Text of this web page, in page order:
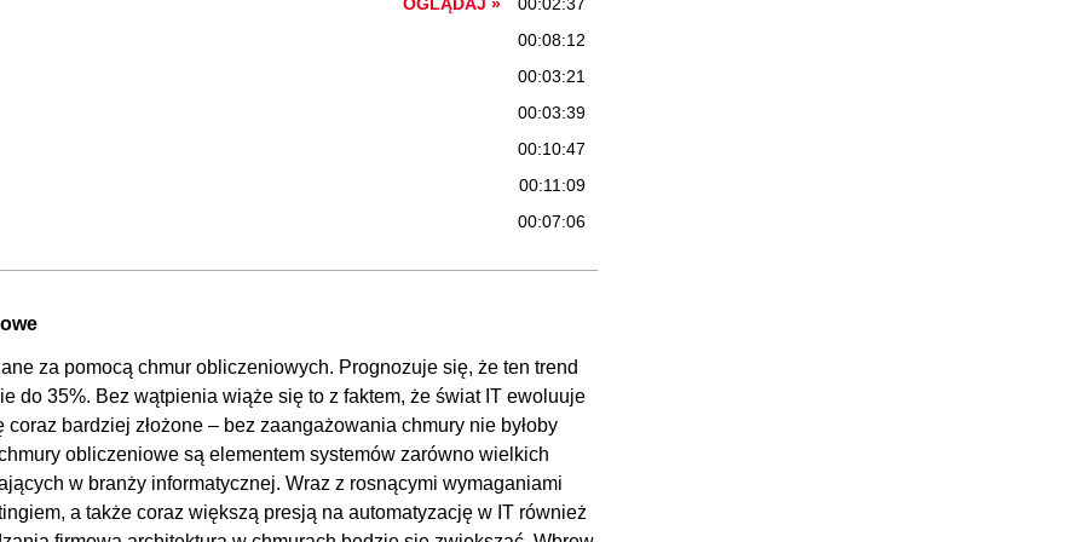
00:08:12
00:03:21
00:03:39
00:10:47
00:11:09
00:07:06
00:04:21
00:04:06
00:06:32
00:12:52
01:52:12
za pomocą chmur obliczeniowych. Prognozuje się, że ten trend
do 35%. Bez wątpienia wiąże się to z faktem, że świat IT ewoluuje
bardziej złożone – bez zaangażowania chmury nie byłoby
obliczeniowe są elementem systemów zarówno wielkich
w branży informatycznej. Wraz z rosnącymi wymaganiami
a także coraz większą presją na automatyzację w IT również